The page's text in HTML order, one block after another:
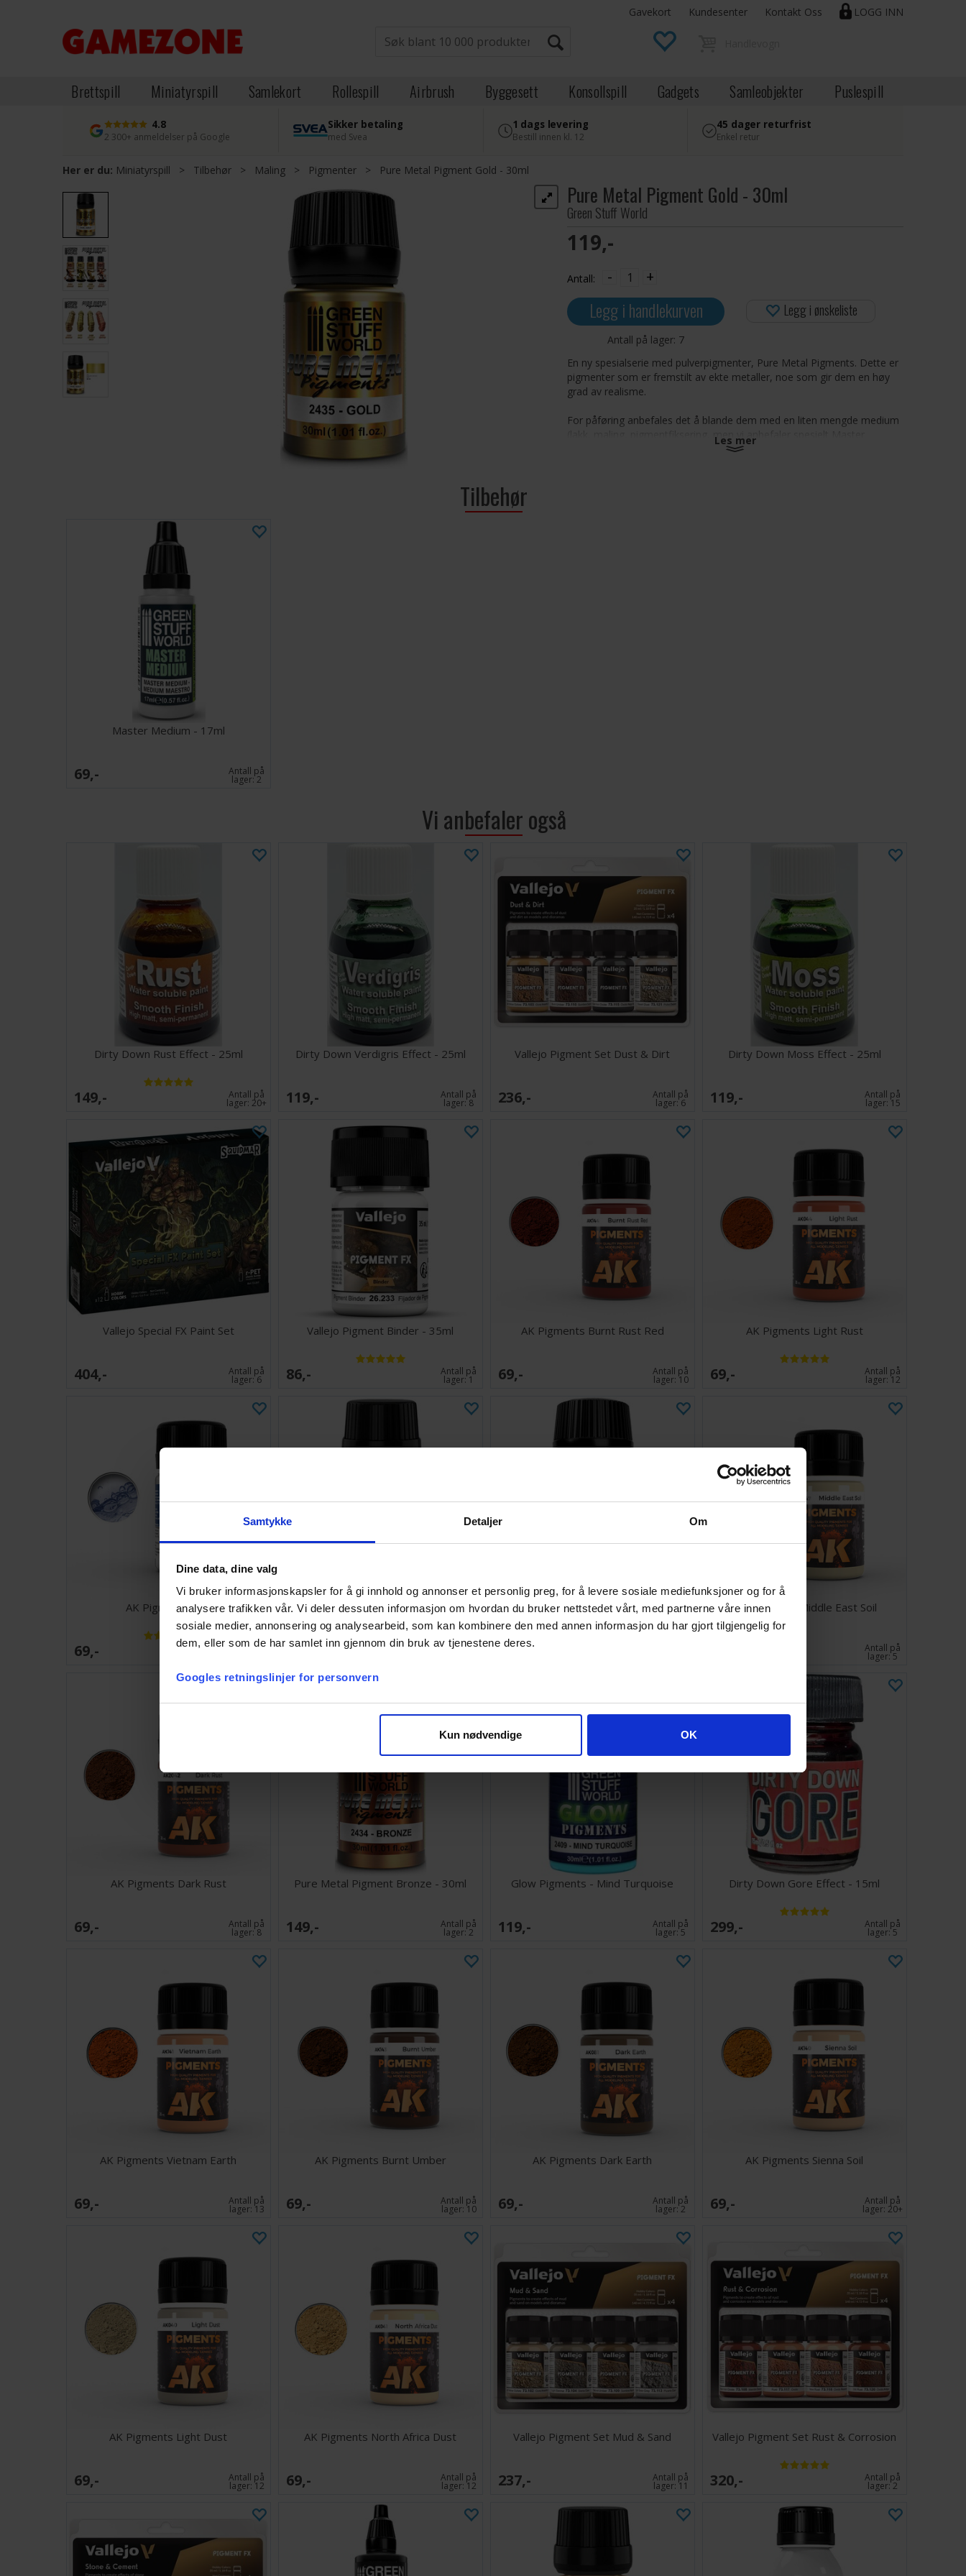
Samtykke Detaljer Om
Dine data, dine valg
Vi bruker informasjonskapsler for å gi innhold og annonser et personlig preg, for å levere sosiale mediefunksjoner og for å
analysere trafikken vår. Vi deler dessuten informasjon om hvordan du bruker nettstedet vårt, med partnerne våre innen
sosiale medier, annonsering og analysearbeid, som kan kombinere den med annen informasjon du har gjort tilgjengelig for
dem, eller som de har samlet inn gjennom din bruk av tjenestene deres.
Googles retningslinjer for personvern
Kun nødvendige OK
LOGG INN
Gavekort Kundesenter Kontakt Oss
Brettspill Miniatyrspill Samlekort Rollespill Airbrush Byggesett Konsollspill Gadgets Samleobjekter Puslespill
4.8
2 300+ anmeldelser på Google
Sikker betaling
med Svea
1 dags levering
Bestill innen kl. 12
45 dager returfrist
Enkel retur
Her er du: Miniatyrspill > Tilbehør > Maling > Pigmenter > Pure Metal Pigment Gold - 30ml
Pure Metal Pigment Gold - 30ml
Green Stuff World
119,-
Antall: - +
Legg i handlekurven
Antall på lager: 7
Legg i ønskeliste
En ny spesialserie med pulverpigmenter, Pure Metal Pigments. Dette er
pigmenter som er fremstilt av ekte metaller, noe som gir dem en høy
grad av realisme.
For påføring anbefales det å blande dem med en liten mengde medium
(lakk, maling, pigmentfiksering, men vi anbefaler spesielt Master
Medium) og påføre det ved å strekke det så mye som mulig ut på
Les mer
Tilbehør
Master Medium - 17ml
69,- Antall på
lager:2
Vi anbefaler også
Dirty Down Rust Effect - 25ml
149,- Antall på
lager:20+
Dirty Down Verdigris Effect - 25ml
119,- Antall på
lager:8
Vallejo Pigment Set Dust & Dirt
236,- Antall på
lager:6
Dirty Down Moss Effect - 25ml
119,- Antall på
lager: 15
Vallejo Special FX Paint Set
404,- Antall på
lager:6
Vallejo Pigment Binder - 35ml
86,- Antall på
lager:1
AK Pigments Burnt Rust Red
69,- Antall på
lager: 10
AK Pigments Light Rust
69,- Antall på
lager: 12
AK Pigment Fixer
69,- Antall på
Glow Pigments - Soul Green
119,- Antall på
Pure Metal Pigment Antique Gold - 30ml
119,-
AK Pigments Middle East Soil
Antall på
lager:5
AK Pigments Dark Rust
69,- Antall på
lager:8
Pure Metal Pigment Bronze - 30ml
149,- Antall på
lager:2
Glow Pigments - Mind Turquoise
119,- Antall på
lager:5
Dirty Down Gore Effect - 15ml
299,- Antall på
lager:5
AK Pigments Vietnam Earth
69,- Antall på
lager: 13
AK Pigments Burnt Umber
69,- Antall på
lager: 10
AK Pigments Dark Earth
69,- Antall på
lager:2
AK Pigments Sienna Soil
69,- Antall på
lager:20+
AK Pigments Light Dust
69,- Antall på
lager: 12
AK Pigments North Africa Dust
69,- Antall på
lager: 12
Vallejo Pigment Set Mud & Sand
237,- Antall på
lager: 11
Vallejo Pigment Set Rust & Corrosion
320,- Antall på
lager:2